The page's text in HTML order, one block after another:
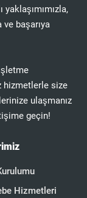
başarıya
hizmetlerle size
ulaşmanız
geçin!
Hizmetleri